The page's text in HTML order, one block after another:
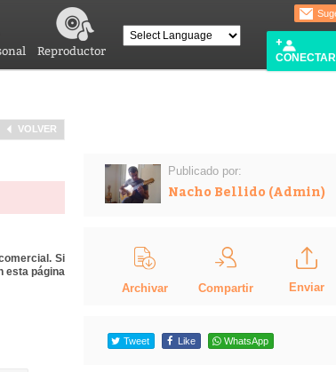
Reproductor CONECTAR
VOLVER
Si
esta página
Publicado por:
Nacho Bellido (Admin)
Archivar Compartir Enviar
Tweet Like WhatsApp